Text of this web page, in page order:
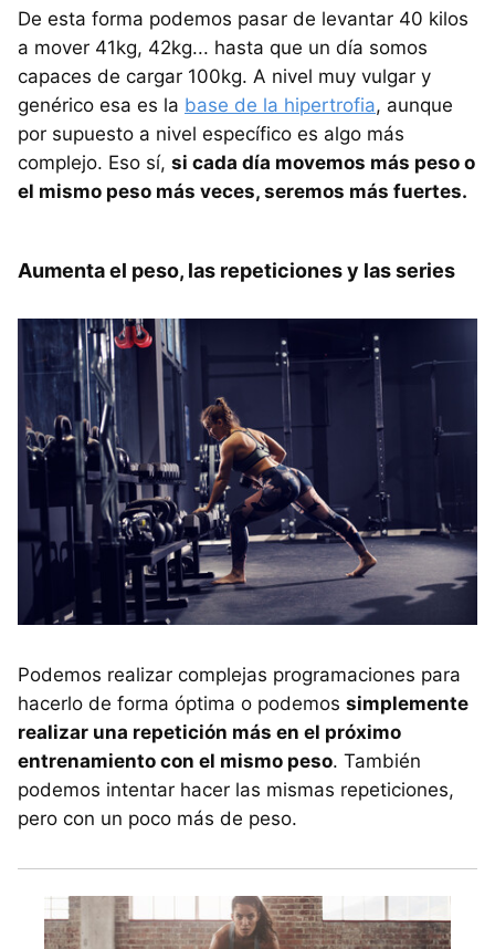
De esta forma podemos pasar de levantar 40 kilos
a mover 41kg, 42kg... hasta que un día somos
capaces de cargar 100kg. A nivel muy vulgar y
genérico esa es la base de la hipertrofia, aunque
por supuesto a nivel específico es algo más
complejo. Eso sí, si cada día movemos más peso o
el mismo peso más veces, seremos más fuertes.
Aumenta el peso, las repeticiones y las series
Podemos realizar complejas programaciones para
hacerlo de forma óptima o podemos simplemente
realizar una repetición más en el próximo
entrenamiento con el mismo peso. También
podemos intentar hacer las mismas repeticiones,
pero con un poco más de peso.